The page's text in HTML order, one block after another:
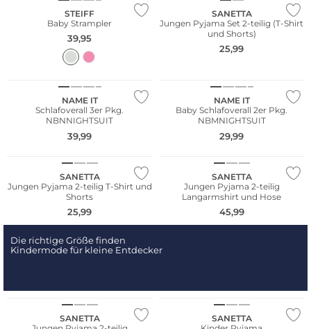
STEIFF
Baby Strampler
39,95
SANETTA
Jungen Pyjama Set 2-teilig (T-Shirt
und Shorts)
25,99
NAME IT
Schlafoverall 3er Pkg.
NBNNIGHTSUIT
39,99
NAME IT
Baby Schlafoverall 2er Pkg.
NBMNIGHTSUIT
29,99
SANETTA
Jungen Pyjama 2-teilig T-Shirt und
Shorts
25,99
SANETTA
Jungen Pyjama 2-teilig
Langarmshirt und Hose
45,99
Die richtige Größe finden
Kindermode für kleine Entdecker
SANETTA
SANETTA